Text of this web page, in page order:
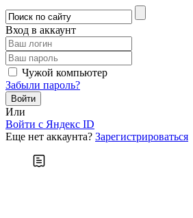
Вход в аккаунт
Чужой компьютер
Забыли пароль?
Или
Войти c Яндекс ID
Еще нет аккаунта? Зарегистрироваться